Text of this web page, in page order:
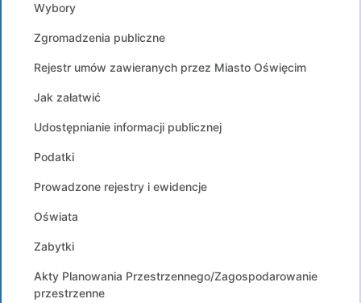
Wybory
Zgromadzenia publiczne
Rejestr umów zawieranych przez Miasto Oświęcim
Jak załatwić
Udostępnianie informacji publicznej
Podatki
Prowadzone rejestry i ewidencje
Oświata
Zabytki
Akty Planowania Przestrzennego/Zagospodarowanie
przestrzenne